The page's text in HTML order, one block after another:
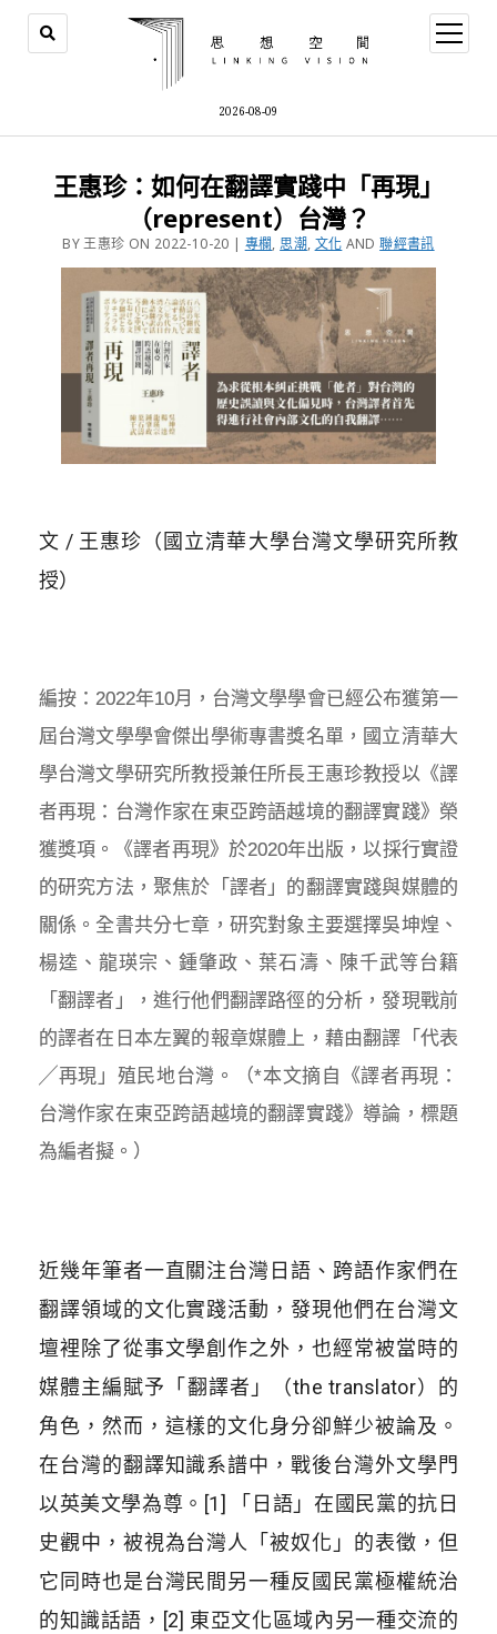
2026-08-09
王惠珍：如何在翻譯實踐中「再現」
（represent）台灣？
BY 王惠珍 ON 2022-10-20 | 專欄,思潮, 文化 AND聯經書訊
文 / 王惠珍（國立清華大學台灣文學研究所教
授）
編按：2022年10月，台灣文學學會已經公布獲第一
屆台灣文學學會傑出學術專書獎名單，國立清華大
學台灣文學研究所教授兼任所長王惠珍教授以《譯
者再現：台灣作家在東亞跨語越境的翻譯實踐》榮
獲獎項。《譯者再現》於2020年出版，以採行實證
的研究方法，聚焦於「譯者」的翻譯實踐與媒體的
關係。全書共分七章，研究對象主要選擇吳坤煌、
楊逵、龍瑛宗、鍾肇政、葉石濤、陳千武等台籍
「翻譯者」，進行他們翻譯路徑的分析，發現戰前
的譯者在日本左翼的報章媒體上，藉由翻譯「代表
╱再現」殖民地台灣。（*本文摘自《譯者再現：
台灣作家在東亞跨語越境的翻譯實踐》導論，標題
為編者擬。）
近幾年筆者一直關注台灣日語、跨語作家們在
翻譯領域的文化實踐活動，發現他們在台灣文
壇裡除了從事文學創作之外，也經常被當時的
媒體主編賦予「翻譯者」（the translator）的
角色，然而，這樣的文化身分卻鮮少被論及。
在台灣的翻譯知識系譜中，戰後台灣外文學門
以英美文學為尊。[1] 「日語」在國民黨的抗日
史觀中，被視為台灣人「被奴化」的表徵，但
它同時也是台灣民間另一種反國民黨極權統治
的知識話語，[2] 東亞文化區域內另一種交流的